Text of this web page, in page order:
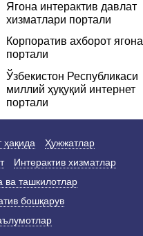
Ягона интерактив давлат
хизматлари портали
Корпоратив ахборот ягона
портали
Ўзбекистон Республикаси
миллий ҳуқуқий интернет
портали
Ҳужжатлар
Интерактив хизматлар
ва ташкилотлар
бошқарув